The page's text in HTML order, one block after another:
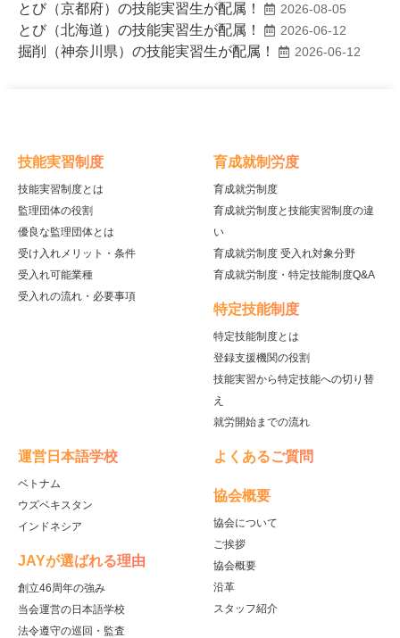
とび（京都府）の技能実習生が配属！ 2026-08-05
とび（北海道）の技能実習生が配属！ 2026-06-12
掘削（神奈川県）の技能実習生が配属！ 2026-06-12
技能実習制度
技能実習制度とは
監理団体の役割
優良な監理団体とは
受け入れメリット・条件
受入れ可能業種
受入れの流れ・必要事項
育成就制労度
育成就労制度
育成就労制度と技能実習制度の違
い
育成就労制度 受入れ対象分野
育成就労制度・特定技能制度Q&A
特定技能制度
特定技能制度とは
登録支援機関の役割
技能実習から特定技能への切り替
え
就労開始までの流れ
運営日本語学校
ベトナム
ウズベキスタン
インドネシア
JAYが選ばれる理由
創立46周年の強み
当会運営の日本語学校
法令遵守の巡回・監査
よくあるご質問
協会概要
協会について
ご挨拶
協会概要
沿革
スタッフ紹介